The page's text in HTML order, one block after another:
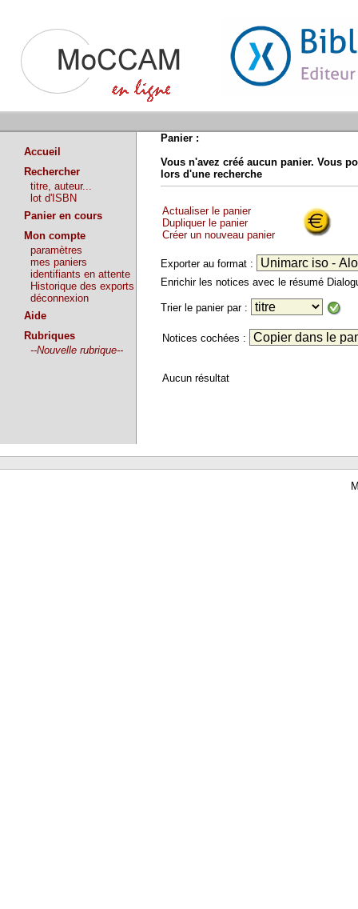
Accueil
Rechercher
titre, auteur...
lot d'ISBN
Panier en cours
Mon compte
paramètres
mes paniers
identifiants en attente
Historique des exports
déconnexion
Aide
Rubriques
--Nouvelle rubrique--
Panier :
Vous n'avez créé aucun panier. Vous
lors d'une recherche
Actualiser le panier
Dupliquer le panier
Créer un nouveau panier
Exporter au format :
Enrichir les notices avec le résumé
Trier le panier par :
Notices cochées :
Aucun résultat